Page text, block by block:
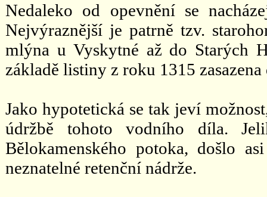
Nedaleko od opevnění se
Nejvýraznější je patrně tzv.
mlýna u Vyskytné až do Starých
základě listiny z roku 1315
Jako hypotetická se tak jeví
údržbě tohoto vodního díla.
Bělokamenského potoka, došlo
neznatelné retenční nádrže.